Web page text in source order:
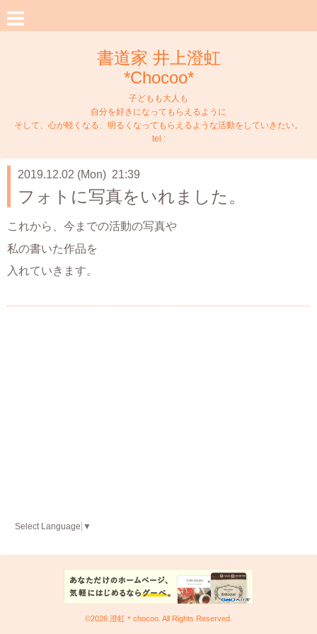
書道家 井上澄虹
*Chocoo*
子どもも大人も
自分を好きになってもらえるように
そして、心が軽くなる、明るくなってもらえるような活動をしていきたい。
tel :
2019.12.02 (Mon) 21:39
フォトに写真をいれました。
これから、今までの活動の写真や
私の書いた作品を
入れていきます。
Select Language ▼
©2026 澄虹＊chocoo . All Rights Reserved.